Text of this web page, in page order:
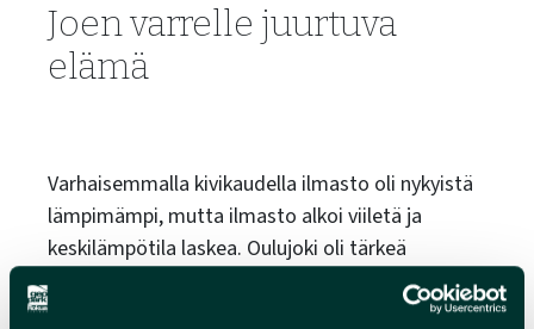
Joen varrelle juurtuva
elämä
Varhaisemmalla kivikaudella ilmasto oli nykyistä
lämpimämpi, mutta ilmasto alkoi viiletä ja
keskilämpötila laskea. Oulujoki oli tärkeä
kulkupaikka myös talvisin, etenkin niinä kausina,
kun jää oli paksua ja kesti painoa. Suksetkin olivat